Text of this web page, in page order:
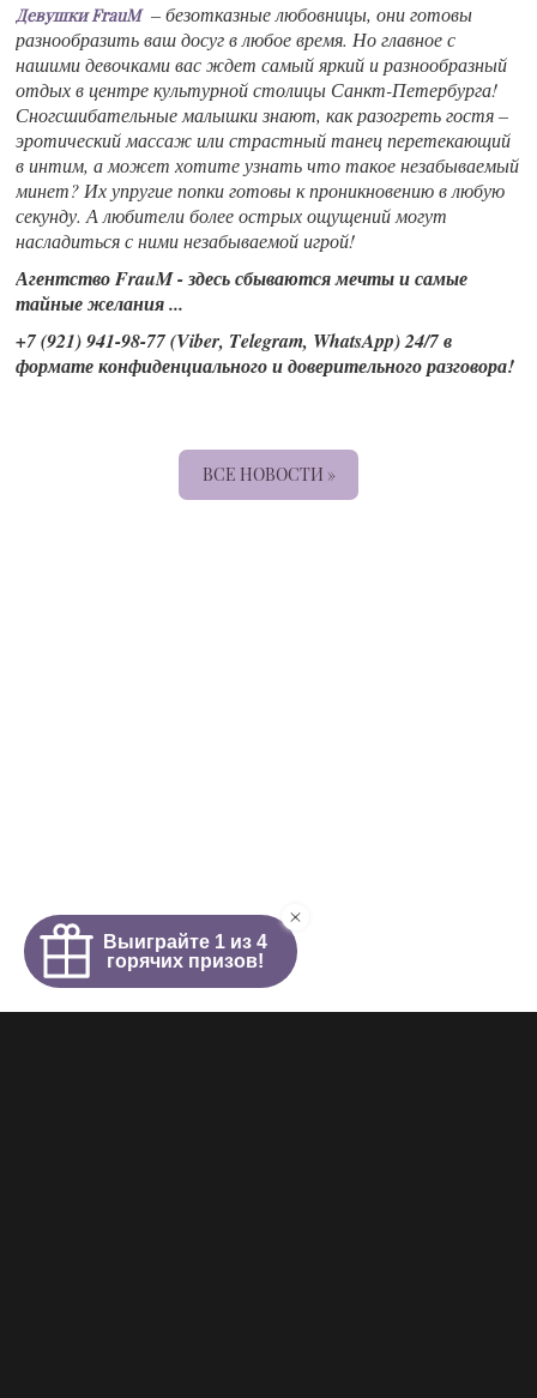
Девушки FrauM– безотказные любовницы, они готовы
разнообразить ваш досуг в любое время. Но главное с
нашими девочками вас ждет самый яркий и разнообразный
отдых в центре культурной столицы Санкт-Петербурга!
Сногсшибательные малышки знают, как разогреть гостя –
эротический массаж или страстный танец перетекающий
в интим, а может хотите узнать что такое незабываемый
минет? Их упругие попки готовы к проникновению в любую
секунду. А любители более острых ощущений могут
насладиться с ними незабываемой игрой!
Агентство FrauM - здесь сбываются мечты и самые
тайные желания ...
+7 (921) 941-98-77 (Viber, Telegram, WhatsApp) 24/7 в
формате конфиденциального и доверительного разговора!
ВСЕ НОВОСТИ »